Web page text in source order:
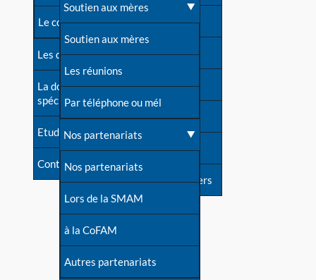
Une difficulté d'allaitement ?
Cas particuliers
Mythes et vérités
Devenir animatrice ?
Une question sur le site
Le congrès
Les dossiers de l'allaitement
La documentation
spécialisée
Etudes récentes
Contact
Contact presse
Dossier de presse
Soutenir LLL
Livre d'or
Forum
S'inscrire à nos newsletters
Soutien aux mères
Soutien aux mères
Les réunions
Par téléphone ou mél
Nos partenariats
Nos partenariats
Lors de la SMAM
à la CoFAM
Autres partenariats